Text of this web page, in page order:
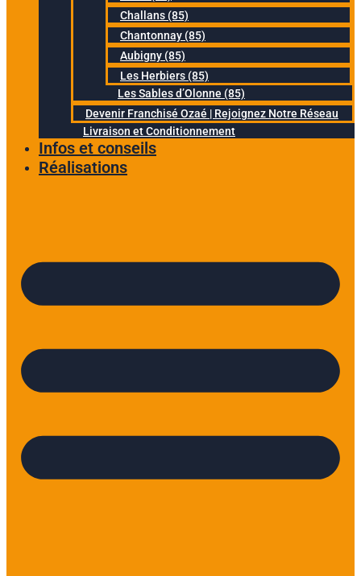
Challans (85)
Chantonnay (85)
Aubigny (85)
Les Herbiers (85)
Les Sables d’Olonne (85)
Devenir Franchisé Ozaé | Rejoignez Notre Réseau
Livraison et Conditionnement
Infos et conseils
Réalisations